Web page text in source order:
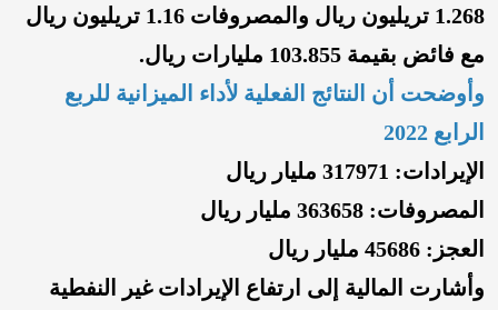
1.268 تريليون ريال والمصروفات 1.16 تريليون ريال
مع فائض بقيمة 103.855 مليارات ريال.
وأوضحت أن النتائج الفعلية لأداء الميزانية للربع
الرابع 2022
الإيرادات: 317971 مليار ريال
المصروفات: 363658 مليار ريال
العجز: 45686 مليار ريال
وأشارت المالية إلى ارتفاع الإيرادات غير النفطية